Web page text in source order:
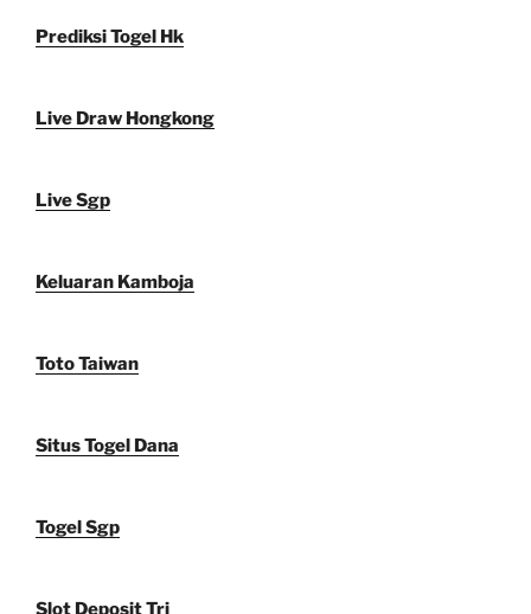
Prediksi Togel Hk
Live Draw Hongkong
Live Sgp
Keluaran Kamboja
Toto Taiwan
Situs Togel Dana
Togel Sgp
Slot Deposit Tri